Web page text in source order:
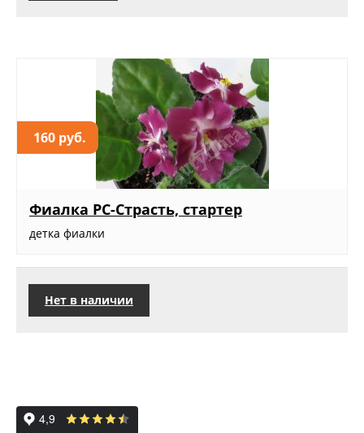
160 руб.
Фиалка РС-Страсть, стартер
детка фиалки
Нет в наличии